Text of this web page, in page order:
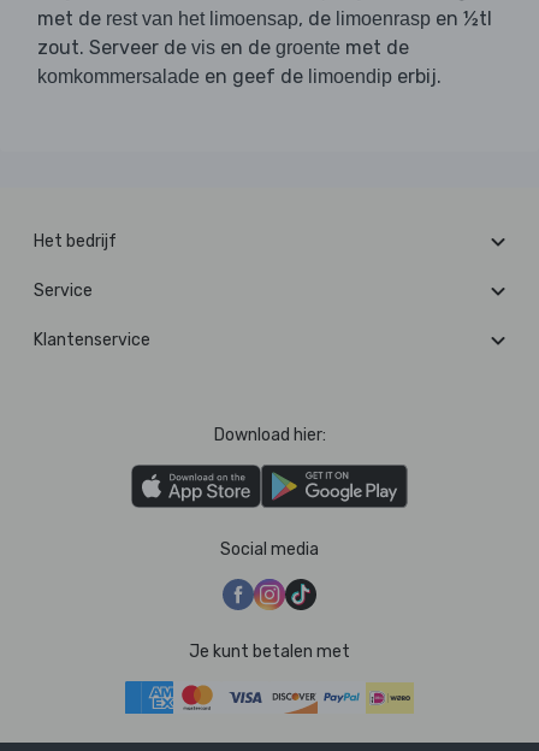
met de rest van het limoensap, de limoenrasp en ½tl
zout. Serveer de vis en de groente met de
komkommersalade en geef de limoendip erbij.
Het bedrijf
Service
Klantenservice
Download hier:
Social media
Je kunt betalen met